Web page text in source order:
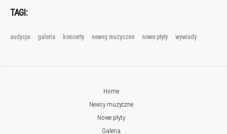
TAGI:
audycje galeria koncerty newsy muzyczne nowe płyty wywiady
Home
Newsy muzyczne
Nowe płyty
Galeria